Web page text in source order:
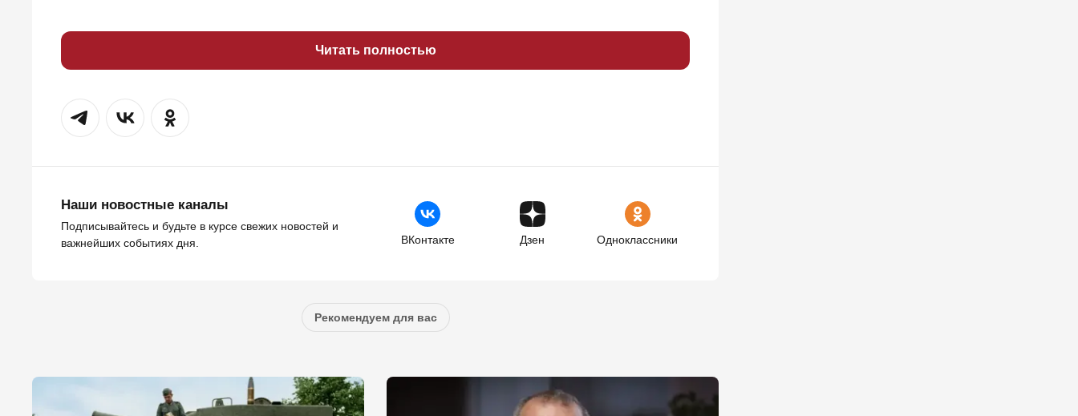
Читать полностью
Наши новостные каналы
Подписывайтесь и будьте в курсе свежих новостей и
важнейших событиях дня.
ВКонтакте Дзен Одноклассники
Рекомендуем для вас